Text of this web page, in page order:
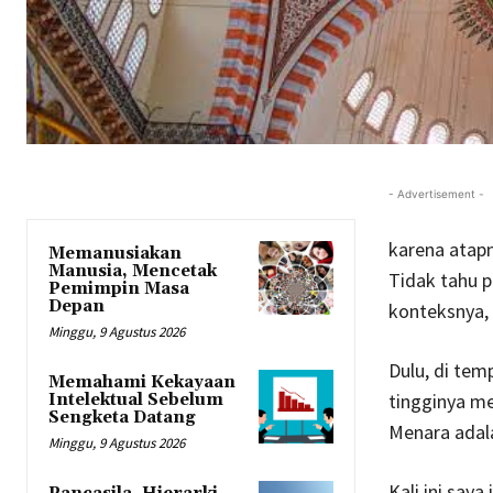
Memanusiakan
Manusia, Mencetak
Pemimpin Masa
Depan
Minggu, 9 Agustus 2026
Memahami Kekayaan
Intelektual Sebelum
Sengketa Datang
Minggu, 9 Agustus 2026
- Advertisement -
karena
Tidak tahu
Dulu, di
tingginya
Menara